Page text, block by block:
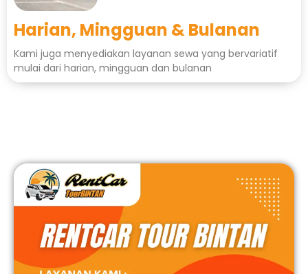
Harian, Mingguan & Bulanan
Kami juga menyediakan layanan sewa yang bervariatif
mulai dari harian, mingguan dan bulanan